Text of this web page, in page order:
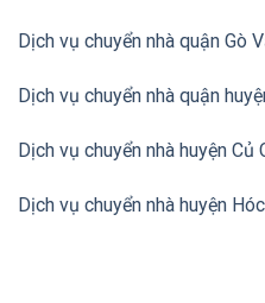
Dịch vụ chuyển nhà quận Gò
Dịch vụ chuyển nhà quận
Dịch vụ chuyển nhà huyện Củ
Dịch vụ chuyển nhà huyện